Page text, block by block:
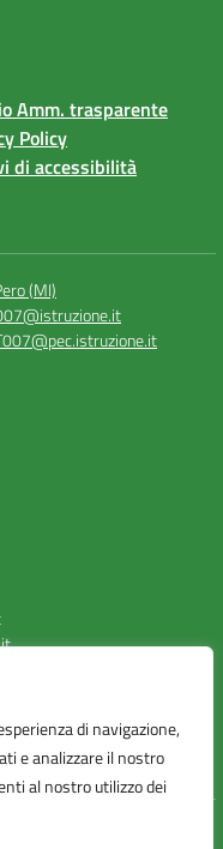
di navigazione,
e analizzare il nostro
al nostro utilizzo dei
Amm. trasparente
Policy
di accessibilità
(MI)